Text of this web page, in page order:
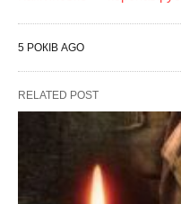
5 РОКІВ AGO
RELATED POST